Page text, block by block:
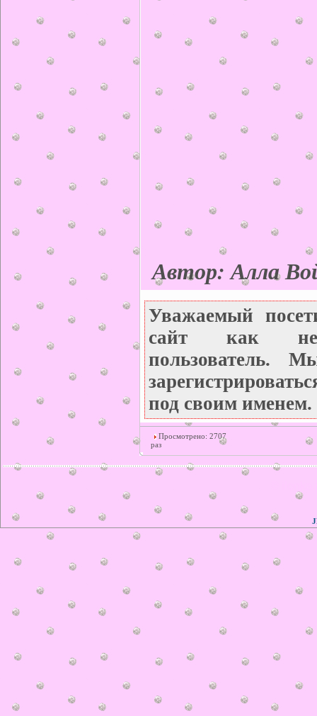
Автор: Алла
Уважаемый
сайт как
пользователь.
под своим именем.
Просмотрено: 2707
раз